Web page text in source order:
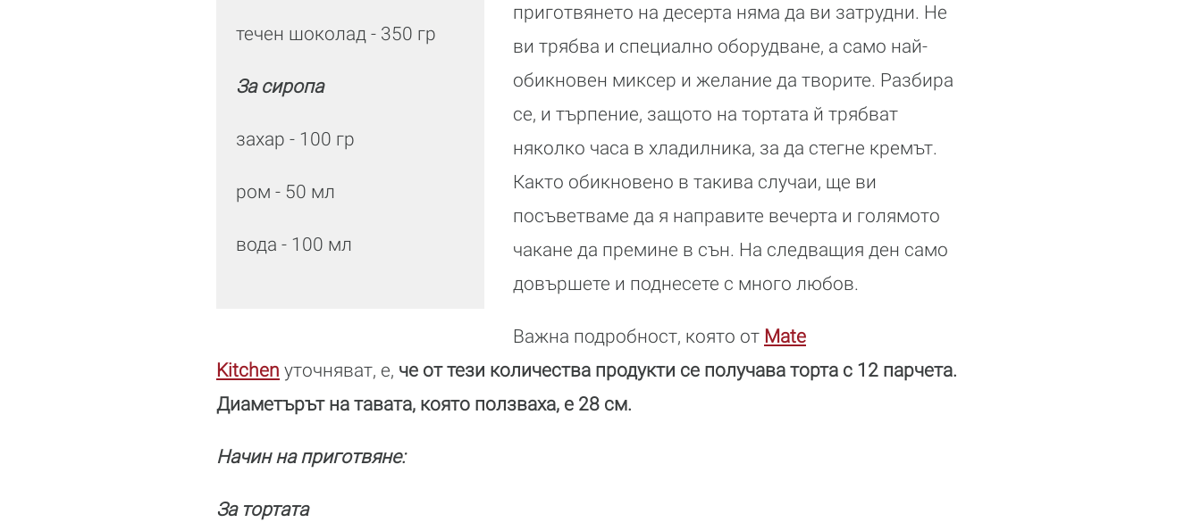
течен шоколад - 350 гр
За сиропа
захар - 100 гр
ром - 50 мл
вода - 100 мл
приготвянето на десерта няма да ви затрудни. Не
ви трябва и специално оборудване, а само най-
обикновен миксер и желание да творите. Разбира
се, и търпение, защото на тортата й трябват
няколко часа в хладилника, за да стегне кремът.
Както обикновено в такива случаи, ще ви
посъветваме да я направите вечерта и голямото
чакане да премине в сън. На следващия ден само
довършете и поднесете с много любов.
Важна подробност, която от Mate
Kitchen уточняват, е, че от тези количества продукти се получава торта с 12 парчета.
Диаметърът на тавата, която ползваха, е 28 см.
Начин на приготвяне:
За тортата